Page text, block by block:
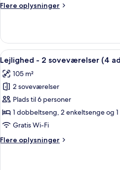
(4
child)
Flere oplysninger
Flere
-
soveværelser
adults
+
child)
Indlæs
alle
billeder
af
Lejlighed
-
2
(4
2
11
Lejlighed - 2 soveværelser (4
105 m²
2 soveværelser
Plads til 6 personer
1 dobbeltseng, 2 enkeltsenge og
Gratis Wi-Fi
Flere oplysninger
Flere